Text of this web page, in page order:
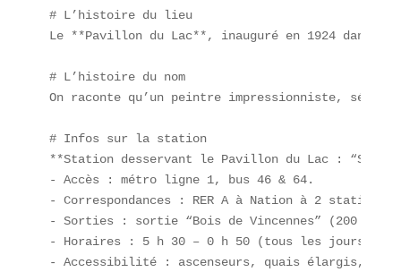
# L’histoire du lieu
Le **Pavillon du Lac**, inauguré en 1924 dans
# L’histoire du nom
On raconte qu’un peintre impressionniste,
# Infos sur la station
**Station desservant le Pavillon du Lac :
- Accès : métro ligne 1, bus 46 & 64.
- Correspondances : RER A à Nation à 2
- Sorties : sortie “Bois de Vincennes” (200 m).
- Horaires : 5 h 30 – 0 h 50 (tous les jours).
- Accessibilité : ascenseurs, quais élargis,